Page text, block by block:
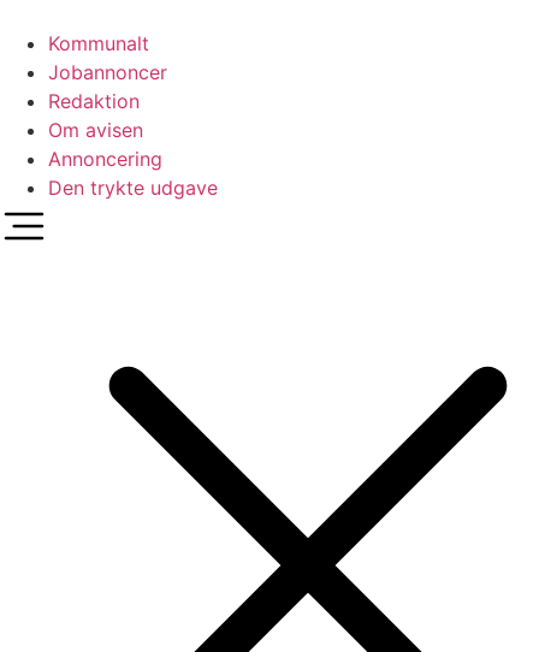
indhold
Kommunalt
Jobannoncer
Redaktion
Om avisen
Annoncering
Den trykte udgave